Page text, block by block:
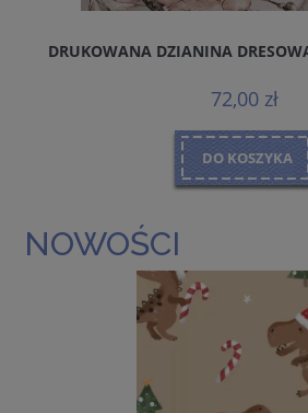
DRUKOWANA DZIANINA
72,00 zł
DO KOSZYKA
NOWOŚCI